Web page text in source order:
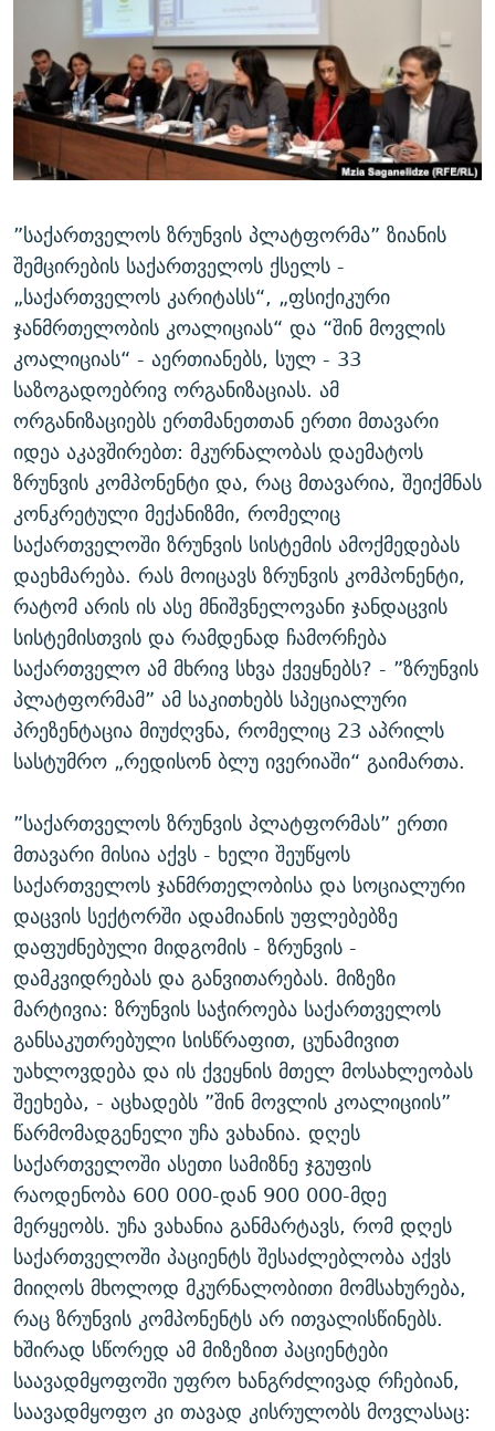
ᲛᲝᲚᲐᲞᲐᲠᲐᲙᲔ ᲢᲔᲥᲡᲢᲔᲑᲘ
ᲨᲘᲜ - ᲣᲪᲮᲝᲔᲗᲨᲘ
ᲚᲘᲢᲔᲠᲐᲢᲣᲠᲣᲚᲘ ᲬᲐᲮᲜᲐᲒᲔᲑᲘ
ᲐᲛᲔᲠᲘᲙᲣᲚᲘ ᲛᲝᲗᲮᲠᲝᲑᲐ
ᲘᲛᲞᲔᲠᲘᲐ ᲓᲐ ᲠᲐᲓᲘᲝ
ᲩᲔᲛᲘ ᲡᲘᲙᲕᲓᲘᲚᲘᲡ ᲛᲘᲖᲔᲖᲘᲐ COVID-19
11 ᲬᲔᲚᲘ - 11 ᲐᲛᲑᲐᲕᲘ
ᲡᲐᲞᲐᲠᲚᲐᲛᲔᲜᲢᲝ ᲐᲠᲩᲔᲕᲜᲔᲑᲘᲡ ᲘᲡᲢᲝᲠᲘᲐ
ᲑᲐᲕᲨᲕᲔᲑᲘ ᲞᲠᲝᲡᲢᲘᲢᲣᲪᲘᲐᲨᲘ - ᲐᲛᲝᲣᲗᲥᲛᲔᲚᲘ ᲐᲛᲑᲐᲕᲘ
5 ᲐᲛᲑᲐᲕᲘ - 20 ᲘᲕᲜᲘᲡᲡ ᲓᲐᲨᲐᲕᲔᲑᲣᲚᲔᲑᲘ
ᲐᲒᲕᲘᲡᲢᲝᲡ ᲝᲛᲘ
ПРИВЕТ ᲙᲣᲚᲢᲣᲠᲐ
ᲒᲐᲛᲝᲘᲬᲔᲠᲔ
რთე/რთ-ის ყველა საიტი
”საქართველოს ზრუნვის პლატფორმა” ზიანის
შემცირების საქართველოს ქსელს -
„საქართველოს კარიტასს“, „ფსიქიკური
ჯანმრთელობის კოალიციას“ და “შინ მოვლის
კოალიციას“ - აერთიანებს, სულ - 33
საზოგადოებრივ ორგანიზაციას. ამ
ორგანიზაციებს ერთმანეთთან ერთი მთავარი
იდეა აკავშირებთ: მკურნალობას დაემატოს
ზრუნვის კომპონენტი და, რაც მთავარია, შეიქმნას
კონკრეტული მექანიზმი, რომელიც
საქართველოში ზრუნვის სისტემის ამოქმედებას
დაეხმარება. რას მოიცავს ზრუნვის კომპონენტი,
რატომ არის ის ასე მნიშვნელოვანი ჯანდაცვის
სისტემისთვის და რამდენად ჩამორჩება
საქართველო ამ მხრივ სხვა ქვეყნებს? - ”ზრუნვის
პლატფორმამ” ამ საკითხებს სპეციალური
პრეზენტაცია მიუძღვნა, რომელიც 23 აპრილს
სასტუმრო „რედისონ ბლუ ივერიაში“ გაიმართა.
”საქართველოს ზრუნვის პლატფორმას” ერთი
მთავარი მისია აქვს - ხელი შეუწყოს
საქართველოს ჯანმრთელობისა და სოციალური
დაცვის სექტორში ადამიანის უფლებებზე
დაფუძნებული მიდგომის - ზრუნვის -
დამკვიდრებას და განვითარებას. მიზეზი
მარტივია: ზრუნვის საჭიროება საქართველოს
განსაკუთრებული სისწრაფით, ცუნამივით
უახლოვდება და ის ქვეყნის მთელ მოსახლეობას
შეეხება, - აცხადებს ”შინ მოვლის კოალიციის”
წარმომადგენელი უჩა ვახანია. დღეს
საქართველოში ასეთი სამიზნე ჯგუფის
რაოდენობა 600 000-დან 900 000-მდე
მერყეობს. უჩა ვახანია განმარტავს, რომ დღეს
საქართველოში პაციენტს შესაძლებლობა აქვს
მიიღოს მხოლოდ მკურნალობითი მომსახურება,
რაც ზრუნვის კომპონენტს არ ითვალისწინებს.
ხშირად სწორედ ამ მიზეზით პაციენტები
საავადმყოფოში უფრო ხანგრძლივად რჩებიან,
საავადმყოფო კი თავად კისრულობს მოვლასაც: